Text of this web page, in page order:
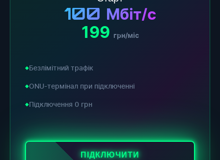
100 Мбіт/с
199 грн/міс
Безлімітний трафік
ONU-термінал при підключенні
Підключення 0 грн
ПІДКЛЮЧИТИ